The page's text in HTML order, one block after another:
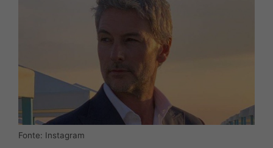
Fonte: Instagram